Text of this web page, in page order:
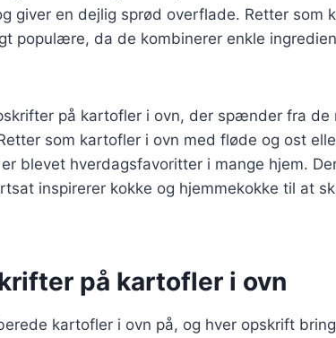
giver en dejlig sprød overflade. Retter som
populære, da de kombinerer enkle
på kartofler i ovn, der spænder fra de
som kartofler i ovn med fløde og ost
blevet hverdagsfavoritter i mange hjem.
inspirerer kokke og hjemmekokke til at
på kartofler i ovn
kartofler i ovn på, og hver opskrift